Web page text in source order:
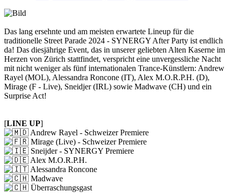
Das lang ersehnte und am meisten erwartete Lineup für die
traditionelle Street Parade 2024 - SYNERGY After Party ist endlich
da! Das diesjährige Event, das in unserer geliebten Alten Kaserne im
Herzen von Zürich stattfindet, verspricht eine unvergessliche Nacht
mit nicht weniger als fünf internationalen Trance-Künstlern: Andrew
Rayel (MOL), Alessandra Roncone (IT), Alex M.O.R.P.H. (D),
Mirage (F - Live), Sneidjer (IRL) sowie Madwave (CH) und ein
Surprise Act!
[LINE UP]
Andrew Rayel - Schweizer Premiere
Mirage (Live) - Schweizer Premiere
Sneijder - SYNERGY Premiere
Alex M.O.R.P.H.
Alessandra Roncone
Madwave
Überraschungsgast